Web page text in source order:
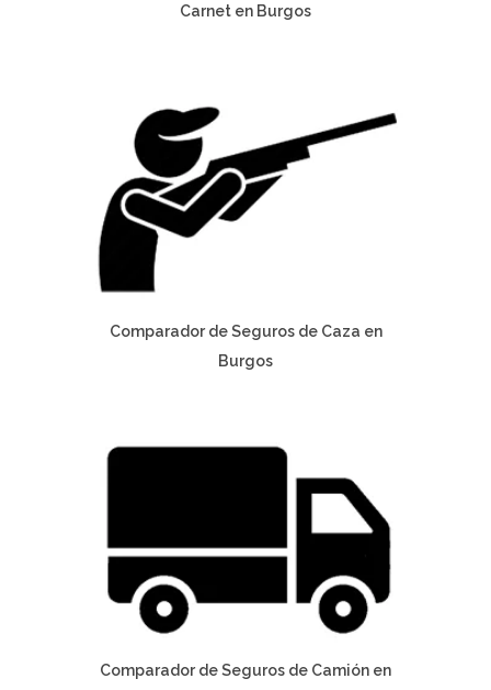
Carnet en Burgos
Comparador de Seguros de Caza en
Burgos
Comparador de Seguros de Camión en